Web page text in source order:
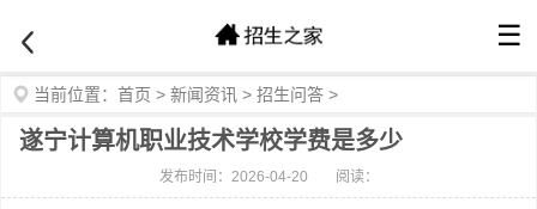
☰
当前位置： 首页 > 新闻资讯 > 招生问答 >
遂宁计算机职业技术学校学费是多少
发布时间：2026-04-20 阅读：